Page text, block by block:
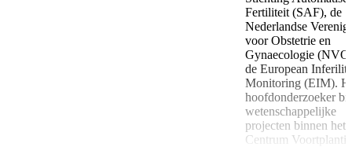
Fertiliteit (SAF), de
Nederlandse
voor Obstetrie en
Gynaecologie
de European
Monitoring (EIM).
hoofdonderzoeker bij
wetenschappelijke
projecten binnen het
Centrum